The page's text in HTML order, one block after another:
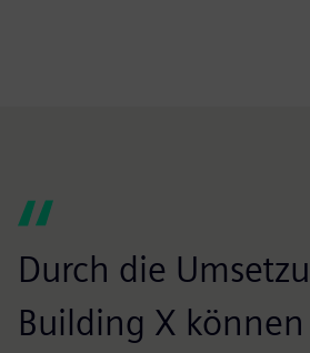
Durch die
Building X